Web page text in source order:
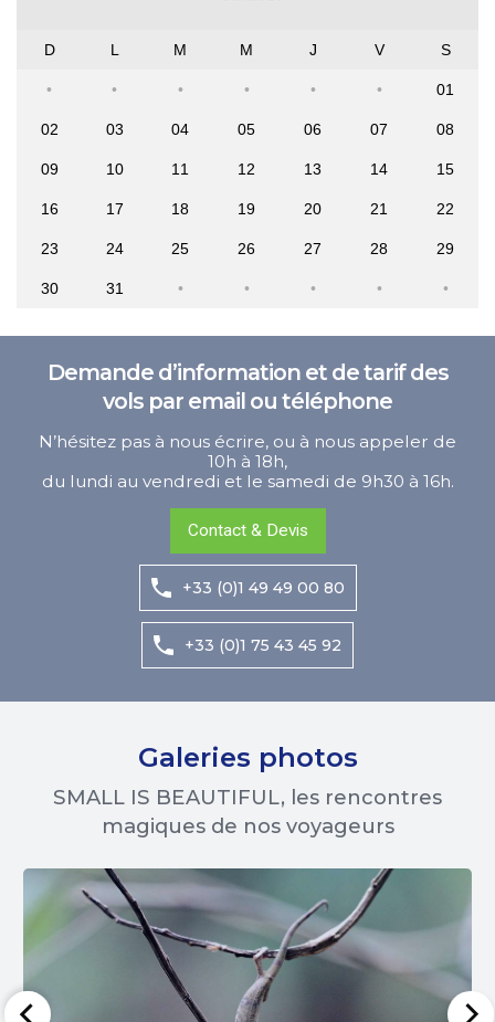
D L M M J V S
01
02 03 04 05 06 07 08
09 10 11 12 13 14 15
16 17 18 19 20 21 22
23 24 25 26 27 28 29
30 31
Demande d’information et de tarif des
vols par email ou téléphone
N’hésitez pas à nous écrire, ou à nous appeler de
10h à 18h,
du lundi au vendredi et le samedi de 9h30 à 16h.
Contact & Devis
+33 (0)1 49 49 00 80
+33 (0)1 75 43 45 92
Galeries photos
SMALL IS BEAUTIFUL, les rencontres
magiques de nos voyageurs